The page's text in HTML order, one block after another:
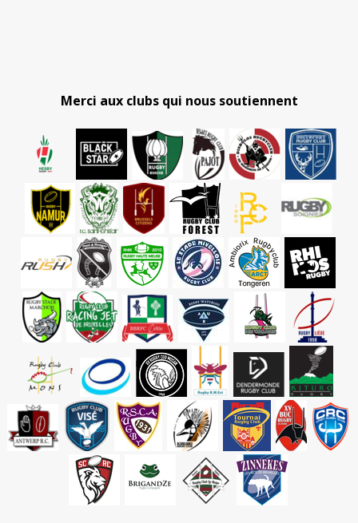
Merci aux clubs qui nous soutiennent